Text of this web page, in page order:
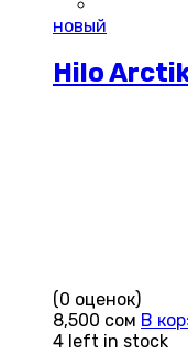
новый
Hilo
(0 оценок)
8,500 сом В
4 left in stock